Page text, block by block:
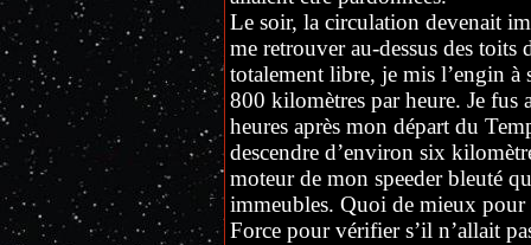
Le soir, la circulation devenait
me retrouver au-dessus des
totalement libre, je mis l’engin à
800 kilomètres par heure. Je fus
heures après mon départ du
descendre d’environ six
moteur de mon speeder bleuté
immeubles. Quoi de mieux pour
Force pour vérifier s’il n’allait